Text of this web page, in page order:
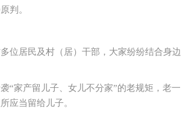
判。
位居民及村（居）干部，大家纷纷结合身边
“家产留儿子、女儿不分家”的老规矩，老一
应当留给儿子。